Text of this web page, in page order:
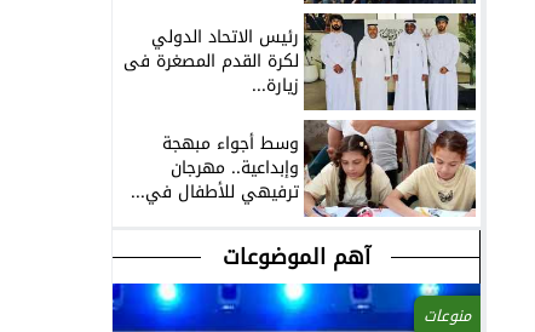
رئيس الاتحاد الدولي
لكرة القدم المصغرة فى
زيارة...
وسط أجواء مبهجة
وإبداعية.. مهرجان
ترفيهي للأطفال في...
آهم الموضوعات
منوعات